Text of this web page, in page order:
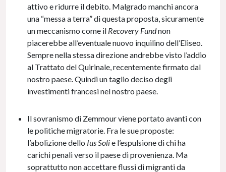
attivo e ridurre il debito. Malgrado manchi ancora
una “messa a terra” di questa proposta, sicuramente
un meccanismo come il Recovery Fundnon
piacerebbe all’eventuale nuovo inquilino dell’Eliseo.
Sempre nella stessa direzione andrebbe visto l’addio
al Trattato del Quirinale, recentemente firmato dal
nostro paese. Quindi un taglio deciso degli
investimenti francesi nel nostro paese.
Il sovranismo di Zemmour viene portato avanti con
le politiche migratorie. Fra le sue proposte:
l’abolizione dello Ius Solie l’espulsione di chi ha
carichi penali verso il paese di provenienza. Ma
soprattutto non accettare flussi di migranti da